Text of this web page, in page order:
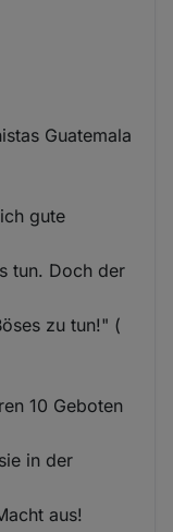
Guatemala
gute
tun. Doch der
zu tun!" (
10 Geboten
in der
aus!